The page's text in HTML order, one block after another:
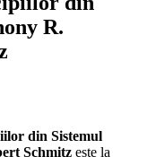
R.
din Sistemul
Schmitz este la